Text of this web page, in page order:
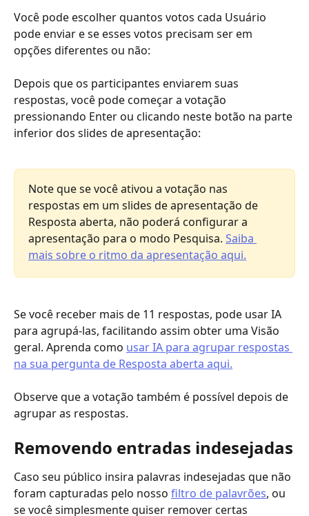
Você pode escolher quantos votos cada Usuário
pode enviar e se esses votos precisam ser em
opções diferentes ou não:
Depois que os participantes enviarem suas
respostas, você pode começar a votação
pressionando Enter ou clicando neste botão na parte
inferior dos slides de apresentação:
Note que se você ativou a votação nas
respostas em um slides de apresentação de
Resposta aberta, não poderá configurar a
apresentação para o modo Pesquisa. Saiba
mais sobre o ritmo da apresentação aqui.
Se você receber mais de 11 respostas, pode usar IA
para agrupá-las, facilitando assim obter uma Visão
geral. Aprenda como usar IA para agrupar respostas
na sua pergunta de Resposta aberta aqui.
Observe que a votação também é possível depois de
agrupar as respostas.
Removendo entradas indesejadas
Caso seu público insira palavras indesejadas que não
foram capturadas pelo nosso filtro de palavrões, ou
se você simplesmente quiser remover certas